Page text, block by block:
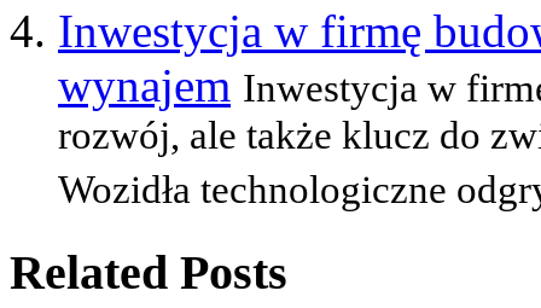
Inwestycja w firmę
wynajem Inwestycja w
rozwój, ale także klucz do
Wozidła technologiczne
Related Posts